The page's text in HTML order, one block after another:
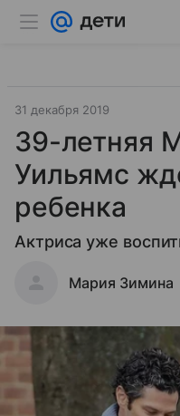
31 декабря 2019
39-летняя
Уильямс
ребенка
Актриса уже
Мария Зимина